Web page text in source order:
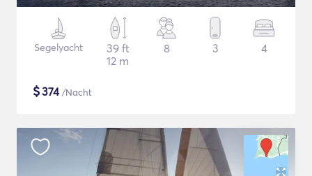
Segelyacht
39 ft
12 m
8 3 4
$374/Nacht